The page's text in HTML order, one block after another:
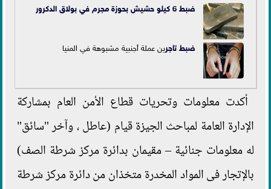
ضبط 6 كيلو حشيش بحوزة مجرم في بولاق الدكرور
ضبطتاجرين عملة أجنبية مشبوهة في المنيا
أكدت معلومات وتحريات قطاع الأمن العام بمشاركة
الإدارة العامة لمباحث الجيزة قيام (عاطل ، وآخر "سائق"
له معلومات جنائية – مقيمان بدائرة مركز شرطة الصف)
بالإتجار فى المواد المخدرة متخذان من دائرة مركز شرطة